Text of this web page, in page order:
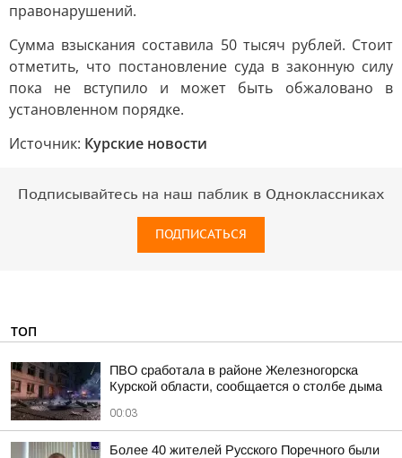
правонарушений.
Сумма взыскания составила 50 тысяч рублей. Стоит
отметить, что постановление суда в законную силу
пока не вступило и может быть обжаловано в
установленном порядке.
Источник: Курские новости
Подписывайтесь на наш паблик в Одноклассниках
ПОДПИСАТЬСЯ
ТОП
ПВО сработала в районе Железногорска
Курской области, сообщается о столбе дыма
00:03
Более 40 жителей Русского Поречного были